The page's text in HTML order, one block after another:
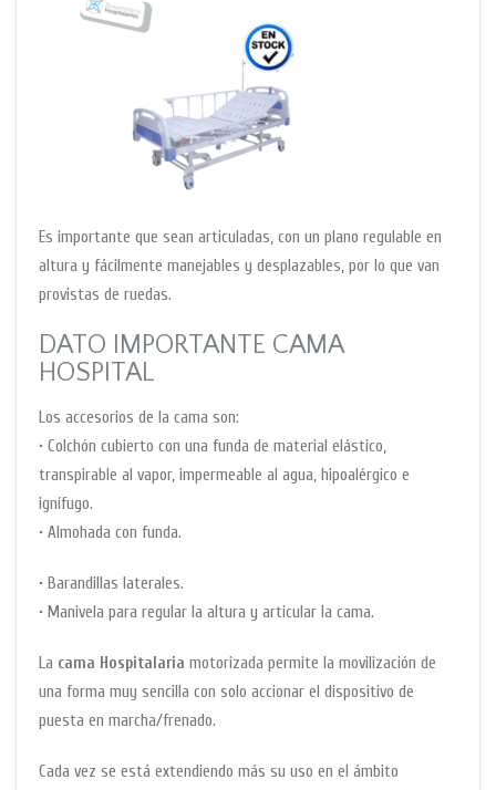
Es importante que sean articuladas, con un plano regulable en
altura y fácilmente manejables y desplazables, por lo que van
provistas de ruedas.
DATO IMPORTANTE CAMA
HOSPITAL
Los accesorios de la cama son:
• Colchón cubierto con una funda de material elástico,
transpirable al vapor, impermeable al agua, hipoalérgico e
ignífugo.
• Almohada con funda.
• Barandillas laterales.
• Manivela para regular la altura y articular la cama.
La cama Hospitalaria motorizada permite la movilización de
una forma muy sencilla con solo accionar el dispositivo de
puesta en marcha/frenado.
Cada vez se está extendiendo más su uso en el ámbito